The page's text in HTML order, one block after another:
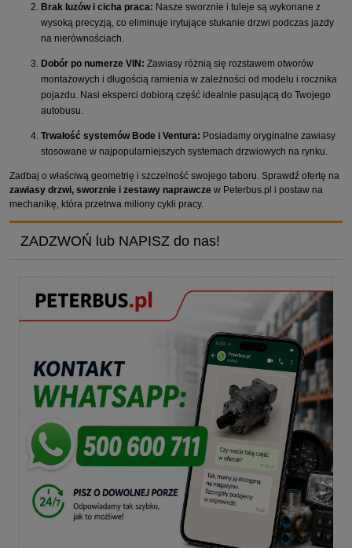
Brak luzów i cicha praca: Nasze sworznie i tuleje są wykonane z
wysoką precyzją, co eliminuje irytujące stukanie drzwi podczas jazdy
na nierównościach.
Dobór po numerze VIN: Zawiasy różnią się rozstawem otworów
montażowych i długością ramienia w zależności od modelu i rocznika
pojazdu. Nasi eksperci dobiorą część idealnie pasującą do Twojego
autobusu.
Trwałość systemów Bode i Ventura: Posiadamy oryginalne zawiasy
stosowane w najpopularniejszych systemach drzwiowych na rynku.
Zadbaj o właściwą geometrię i szczelność swojego taboru. Sprawdź ofertę na
zawiasy drzwi, sworznie i zestawy naprawcze w Peterbus.pl i postaw na
mechanikę, która przetrwa miliony cykli pracy.
ZADZWOŃ lub NAPISZ do nas!